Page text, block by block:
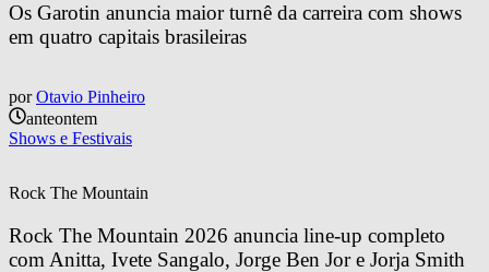
Os Garotin anuncia maior turnê da carreira com shows
em quatro capitais brasileiras
por Otavio Pinheiro
anteontem
Shows e Festivais
Rock The Mountain
Rock The Mountain 2026 anuncia line-up completo
com Anitta, Ivete Sangalo, Jorge Ben Jor e Jorja Smith